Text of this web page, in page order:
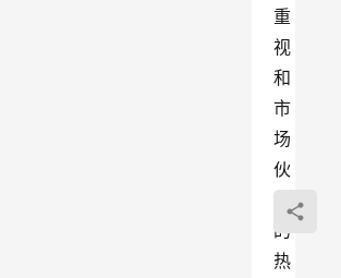
重
视
和
市
场
伙
的
热